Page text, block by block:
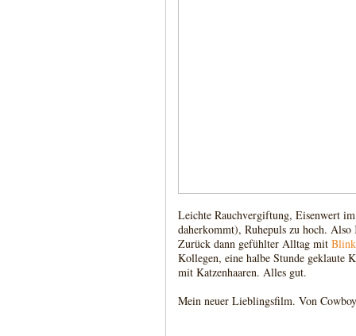
Leichte Rauchvergiftung, Eisenwert
daherkommt), Ruhepuls zu hoch.
Zurück dann gefühlter Alltag mit
Kollegen, eine halbe Stunde geklaute
mit Katzenhaaren. Alles gut.
Mein neuer Lieblingsfilm. Von